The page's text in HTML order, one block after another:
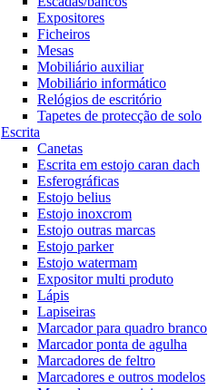
Expositores
Ficheiros
Mesas
Mobiliário auxiliar
Mobiliário informático
Relógios de escritório
Tapetes de protecção de solo
Escrita
Canetas
Escrita em estojo caran dach
Esferográficas
Estojo belius
Estojo inoxcrom
Estojo outras marcas
Estojo parker
Estojo watermam
Expositor multi produto
Lápis
Lapiseiras
Marcador para quadro branco
Marcador ponta de agulha
Marcadores de feltro
Marcadores e outros modelos